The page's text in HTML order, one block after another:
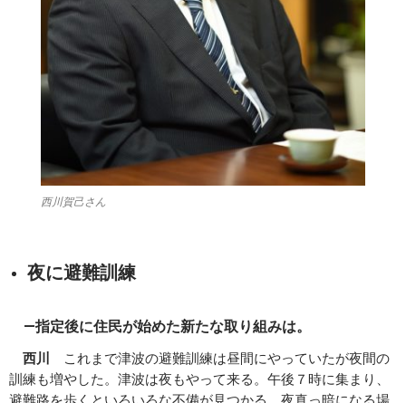
西川賀己さん
夜に避難訓練
―指定後に住民が始めた新たな取り組みは。
西川
これまで津波の避難訓練は昼間にやっていたが夜間の
訓練も増やした。津波は夜もやって来る。午後７時に集まり、
避難路を歩くといろいろな不備が見つかる。夜真っ暗になる場